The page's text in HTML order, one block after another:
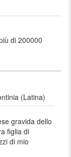
di 200000
(Latina)
gravida dello
figlia di
di mio